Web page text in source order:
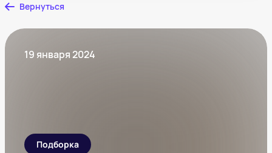
Вернуться
19 января 2024
Подборка